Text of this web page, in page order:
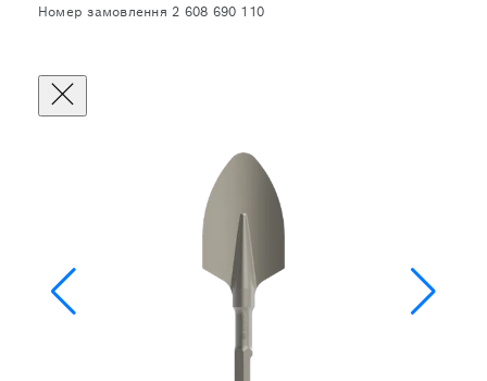
Номер замовлення 2 608 690 110